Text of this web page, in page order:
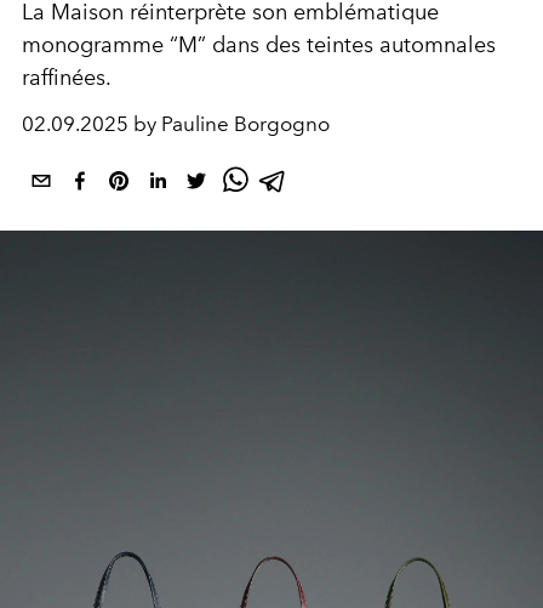
La Maison réinterprète son emblématique
monogramme “M” dans des teintes automnales
raffinées.
02.09.2025 by Pauline Borgogno